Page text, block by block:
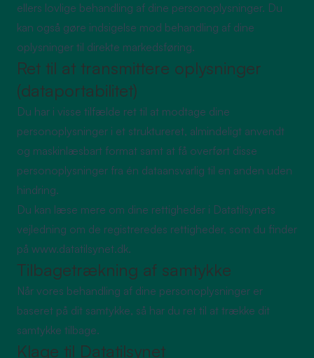
ellers lovlige behandling af dine personoplysninger. Du
kan også gøre indsigelse mod behandling af dine
oplysninger til direkte markedsføring.
Ret til at transmittere oplysninger
(dataportabilitet)
Du har i visse tilfælde ret til at modtage dine
personoplysninger i et struktureret, almindeligt anvendt
og maskinlæsbart format samt at få overført disse
personoplysninger fra én dataansvarlig til en anden uden
hindring.
Du kan læse mere om dine rettigheder i Datatilsynets
vejledning om de registreredes rettigheder, som du finder
på www.datatilsynet.dk.
Tilbagetrækning af samtykke
Når vores behandling af dine personoplysninger er
baseret på dit samtykke, så har du ret til at trække dit
samtykke tilbage.
Klage til Datatilsynet